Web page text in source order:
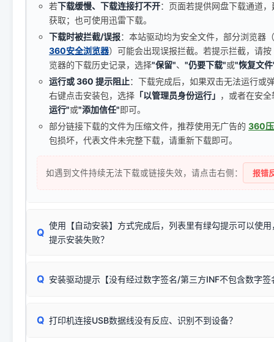
若下载缓慢、下载连接打不开：页面若提供网盘下载通道
获取；也可使用迅雷下载。
下载时被拦截/误报：本站驱动均为安全文件，部分浏览器
360安全浏览器）可能会出现误报拦截。若提示拦截，请按
览器的下载历史记录，选择"保留"、 "仍要下载"或"恢复文
运行或 360 提示阻止：下载完成后，如果双击无法运行或
右键点击安装包，选择 「以管理员身份运行」 ，或者在安
运行"或"添加信任"即可。
部分链接下载的文件为压缩文件，推荐使用无广告的 360
包损坏，代表文件未完整下载，请重新下载即可。
如遇到文件持续无法下载或链接失效，请点击右侧： 报错
Q
使用【自动安装】方式完成后，列表里有绿勾提示可以使
提示安装失败？
由于本站驱动包集成了32位和64位驱动，自动安装程序在运
✔ 可以使用了
：代表与您当
Q 安装驱动提示【没有经过数字签名/第三方INF不包含数字
往往会弹出此类提示。
Q 打印机连接USB数据线没有反应、识别不到设备？